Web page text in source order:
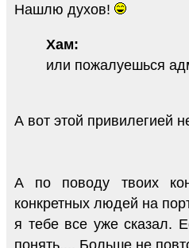
Нашлю духов!
Хам:
или пожалуешься
А вот этой привилегией
А по поводу твоих
конкретных людей на
я тебе все уже сказал.
понять.... Больше не